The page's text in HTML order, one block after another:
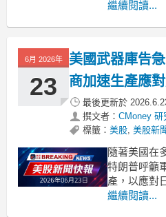
container {
gap: 1rem
繼續閱讀...
6月 2026年
23
美國武器庫告
商加速生產應
最後更新於
撰文者： CMoney 研
標籤： 美股, 美股新
隨著美國在
特朗普呼籲
產，以應對
.badgeprice-
繼續閱讀...